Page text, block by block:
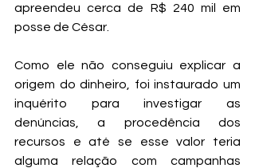
apreendeu cerca de R$ 240 mil em
posse de César.
Como ele não conseguiu explicar a
origem do dinheiro, foi instaurado um
inquérito para investigar as
denúncias, a procedência dos
recursos e até se esse valor teria
alguma relação com campanhas